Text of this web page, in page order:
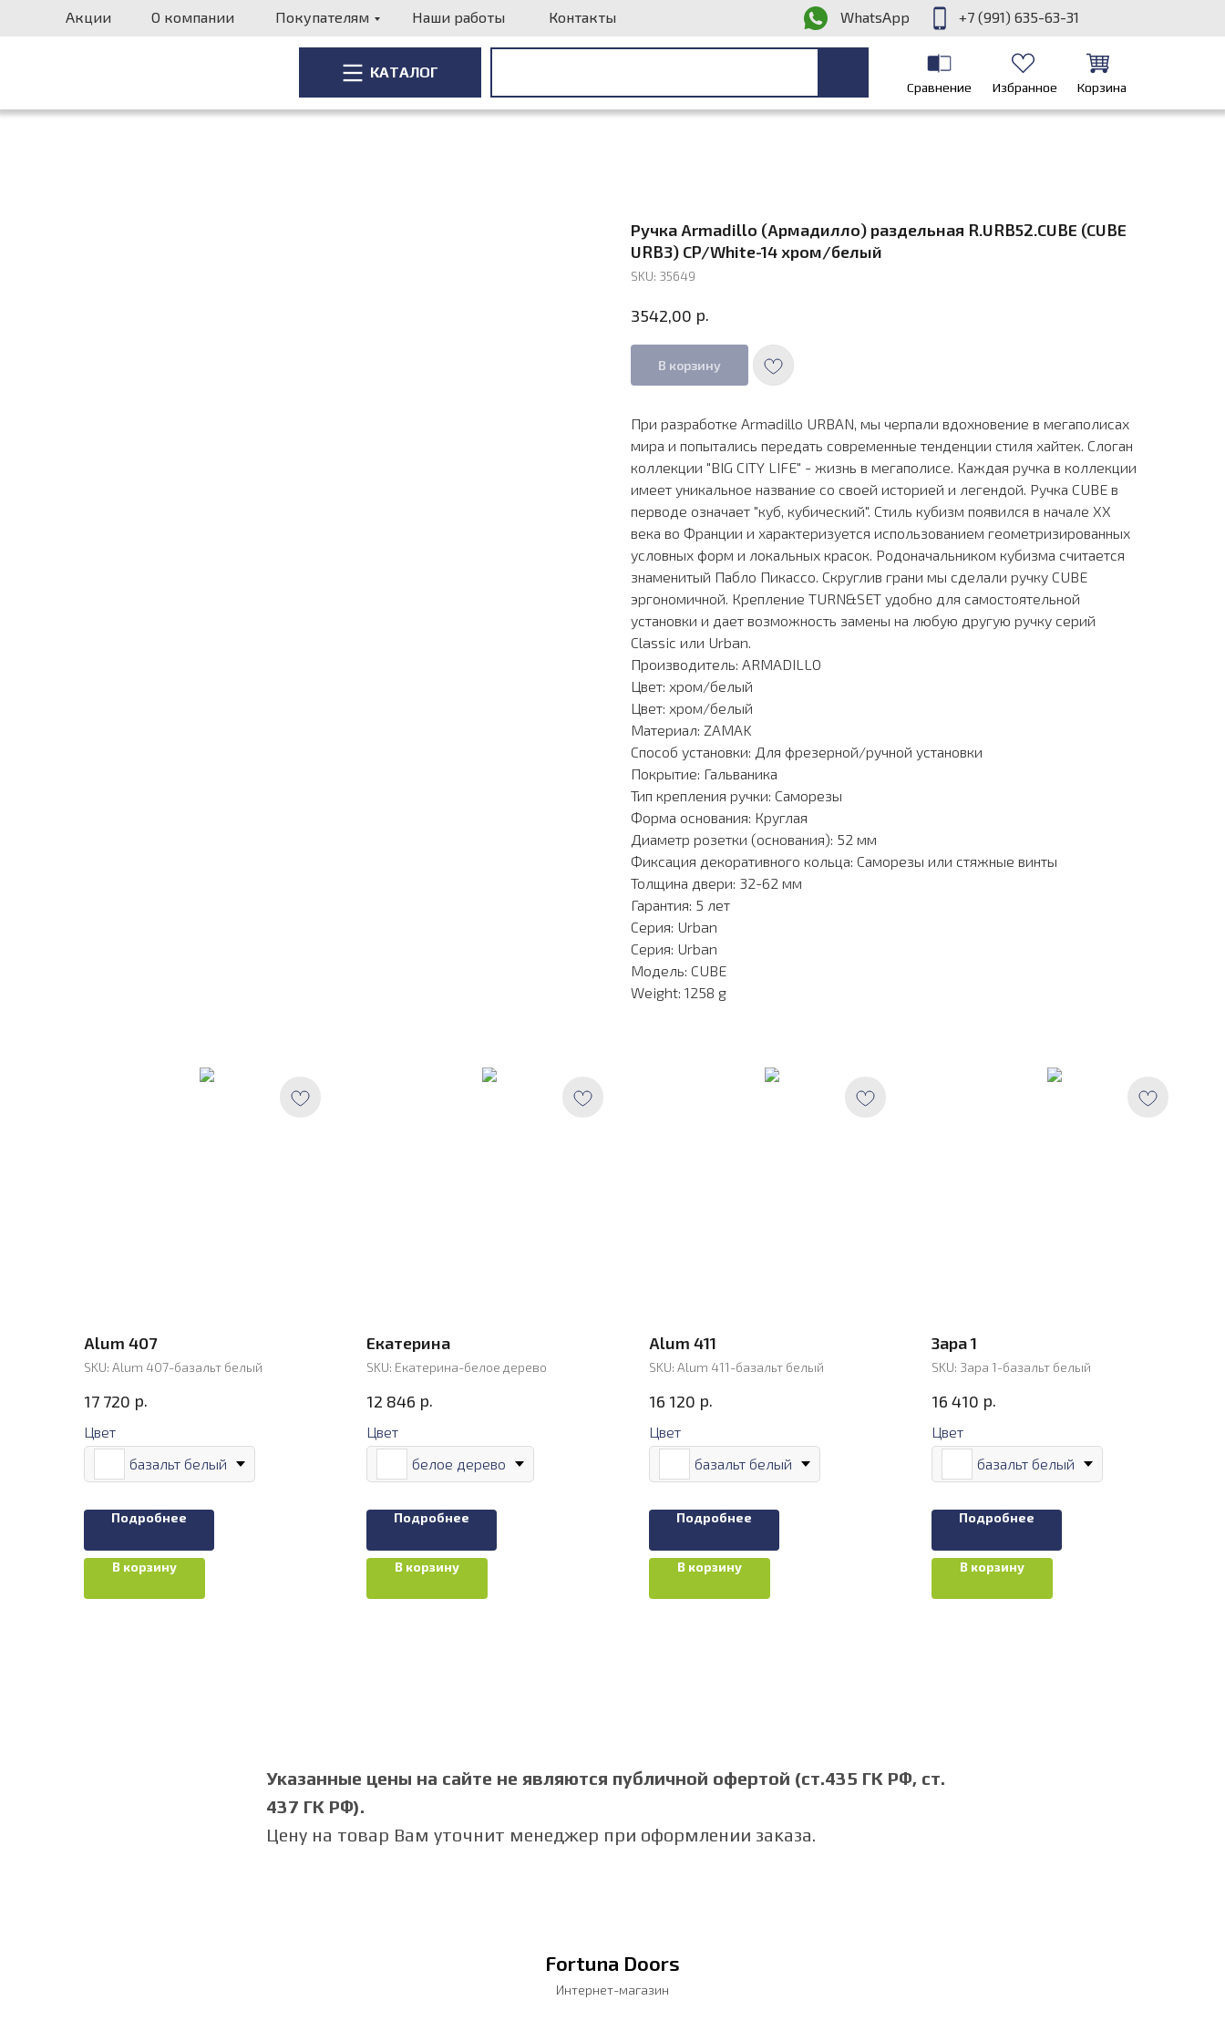
Акции О компании Покупателям Наши работы Контакты WhatsApp +7 (991) 635-63-31
КАТАЛОГ
Сравнение Избранное Корзина
Ручка Armadillo (Армадилло) раздельная R.URB52.CUBE (CUBE
URB3) CP/White-14 хром/белый
SKU: 35649
3542,00 р.
В корзину
При разработке Armadillo URBAN, мы черпали вдохновение в мегаполисах
мира и попытались передать современные тенденции стиля хайтек. Слоган
коллекции "BIG CITY LIFE" - жизнь в мегаполисе. Каждая ручка в коллекции
имеет уникальное название со своей историей и легендой. Ручка CUBE в
перводе означает "куб, кубический". Стиль кубизм появился в начале XX
века во Франции и характеризуется использованием геометризированных
условных форм и локальных красок. Родоначальником кубизма считается
знаменитый Пабло Пикассо. Скруглив грани мы сделали ручку CUBE
эргономичной. Крепление TURN&SET удобно для самостоятельной
установки и дает возможность замены на любую другую ручку серий
Classic или Urban.
Производитель: ARMADILLO
Цвет: хром/белый
Цвет: хром/белый
Материал: ZAMAK
Способ установки: Для фрезерной/ручной установки
Покрытие: Гальваника
Тип крепления ручки: Саморезы
Форма основания: Круглая
Диаметр розетки (основания): 52 мм
Фиксация декоративного кольца: Саморезы или стяжные винты
Толщина двери: 32-62 мм
Гарантия: 5 лет
Серия: Urban
Серия: Urban
Модель: CUBE
Weight: 1258 g
Alum 407
SKU: Alum 407-базальт белый
17 720 р.
Цвет
базальт белый
Подробнее
В корзину
Екатерина
SKU: Екатерина-белое дерево
12 846 р.
Цвет
белое дерево
Подробнее
В корзину
Alum 411
SKU: Alum 411-базальт белый
16 120 р.
Цвет
базальт белый
Подробнее
В корзину
Зара 1
SKU: Зара 1-базальт белый
16 410 р.
Цвет
базальт белый
Подробнее
В корзину
Указанные цены на сайте не являются публичной офертой (ст.435 ГК РФ, cт.
437 ГК РФ).
Цену на товар Вам уточнит менеджер при оформлении заказа.
Fortuna Doors
Интернет-магазин